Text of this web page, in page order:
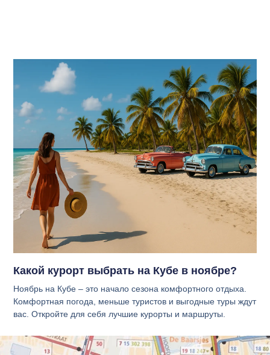
Какой курорт выбрать на Кубе в ноябре?
Ноябрь на Кубе – это начало сезона комфортного отдыха.
Комфортная погода, меньше туристов и выгодные туры ждут
вас. Откройте для себя лучшие курорты и маршруты.